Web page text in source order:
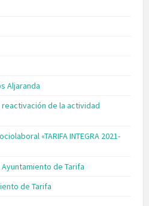
Aljaranda
de la actividad
«TARIFA INTEGRA 2021-
de Tarifa
de Tarifa